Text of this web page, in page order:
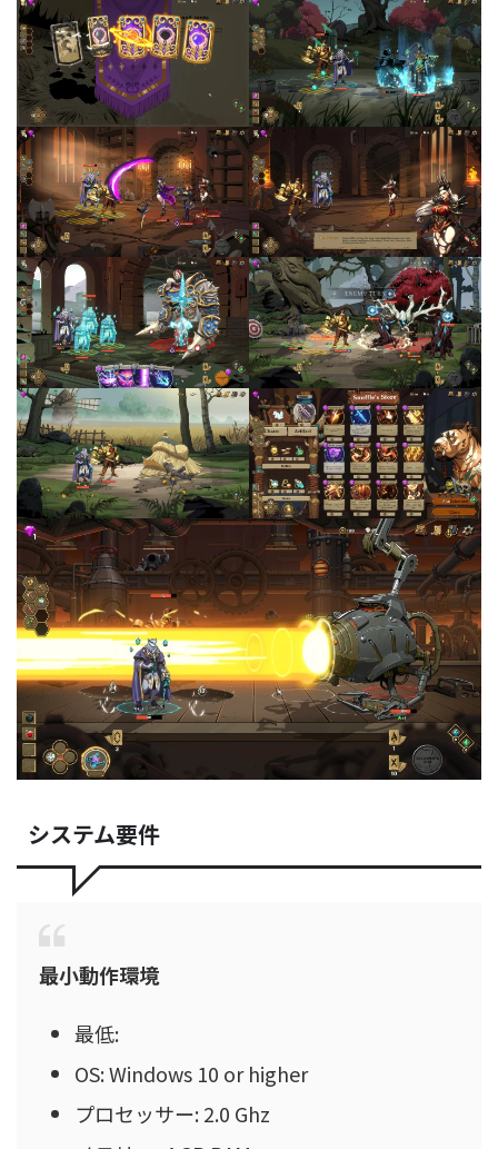
システム要件
最小動作環境
最低:
OS: Windows 10 or higher
プロセッサー: 2.0 Ghz